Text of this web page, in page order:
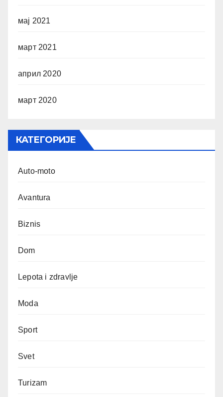
мај 2021
март 2021
април 2020
март 2020
КАТЕГОРИЈЕ
Auto-moto
Avantura
Biznis
Dom
Lepota i zdravlje
Moda
Sport
Svet
Turizam